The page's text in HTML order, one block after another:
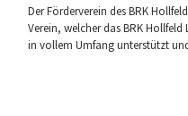
Der För­der­ver­ein des BRK
Ver­ein, wel­cher das BRK
in vol­lem Umfang unter­stützt